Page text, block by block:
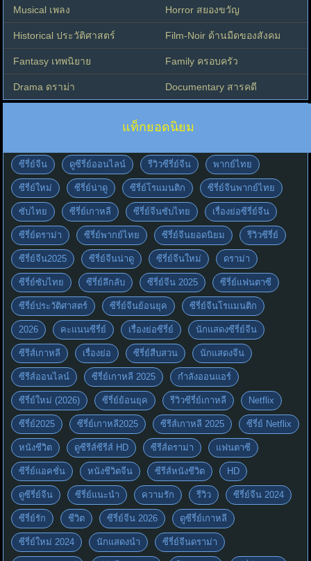
Musical เพลง Horror สยองขวัญ
Historical ประวัติศาสตร์ Film-Noir ด้านมืดของสังคม
Fantasy เทพนิยาย Family ครอบครัว
Drama ดราม่า Documentary สารคดี
แท็กยอดนิยม
ซีรี่ย์จีน ดูซีรี่ย์ออนไลน์ รีวิวซีรี่ย์จีน พากย์ไทย
ซีรี่ย์ใหม่ ซีรี่ย์น่าดู ซีรี่ย์โรแมนติก ซีรี่ย์จีนพากย์ไทย
ซับไทย ซีรี่ย์เกาหลี ซีรี่ย์จีนซับไทย เรื่องย่อซีรี่ย์จีน
ซีรี่ย์ดราม่า ซีรี่ย์พากย์ไทย ซีรี่ย์จีนยอดนิยม รีวิวซีรี่ย์
ซีรี่ย์จีน2025 ซีรี่ย์จีนน่าดู ซีรี่ย์จีนใหม่ ดราม่า
ซีรี่ย์ซับไทย ซีรี่ย์ลึกลับ ซีรี่ย์จีน 2025 ซีรี่ย์แฟนตาซี
ซีรี่ย์ประวัติศาสตร์ ซีรี่ย์จีนย้อนยุค ซีรี่ย์จีนโรแมนติก
2026 คะแนนซีรี่ย์ เรื่องย่อซีรี่ย์ นักแสดงซีรี่ย์จีน
ซีรีส์เกาหลี เรื่องย่อ ซีรี่ย์สืบสวน นักแสดงจีน
ซีรีส์ออนไลน์ ซีรี่ย์เกาหลี 2025 กำลังออนแอร์
ซีรี่ย์ใหม่ (2026) ซีรี่ย์ย้อนยุค รีวิวซีรี่ย์เกาหลี Netflix
ซีรี่ย์2025 ซีรี่ย์เกาหลี2025 ซีรีส์เกาหลี 2025 ซีรี่ย์ Netflix
หนังชีวิต ดูซีรีส์ซีรีส์ HD ซีรีส์ดราม่า แฟนตาซี
ซีรี่ย์แอคชั่น หนังชีวิตจีน ซีรีส์หนังชีวิต HD
ดูซีรี่ย์จีน ซีรี่ย์แนะนำ ความรัก รีวิว ซีรี่ย์จีน 2024
ซีรี่ย์รัก ชีวิต ซีรี่ย์จีน 2026 ดูซีรี่ย์เกาหลี
ซีรี่ย์ใหม่ 2024 นักแสดงนำ ซีรี่ย์จีนดราม่า